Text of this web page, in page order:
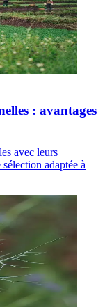
: avantages
avec leurs
adaptée à